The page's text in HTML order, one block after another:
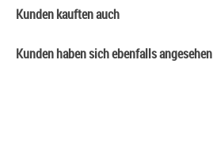
Kunden kauften auch
Kunden haben sich ebenfalls angesehen